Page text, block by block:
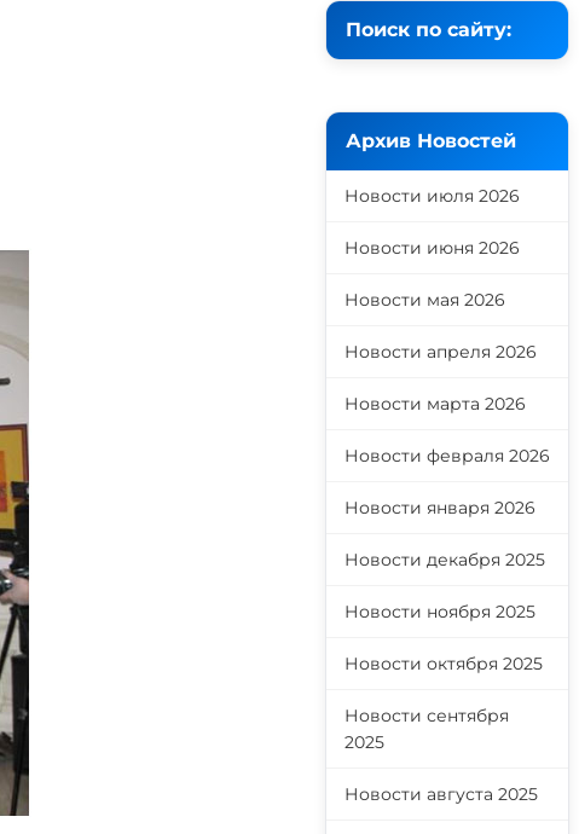
Поиск по сайту:
Архив Новостей
Новости июля 2026
Новости июня 2026
Новости мая 2026
Новости апреля 2026
Новости марта 2026
Новости февраля 2026
Новости января 2026
Новости декабря 2025
Новости ноября 2025
Новости октября 2025
Новости сентября
2025
Новости августа 2025